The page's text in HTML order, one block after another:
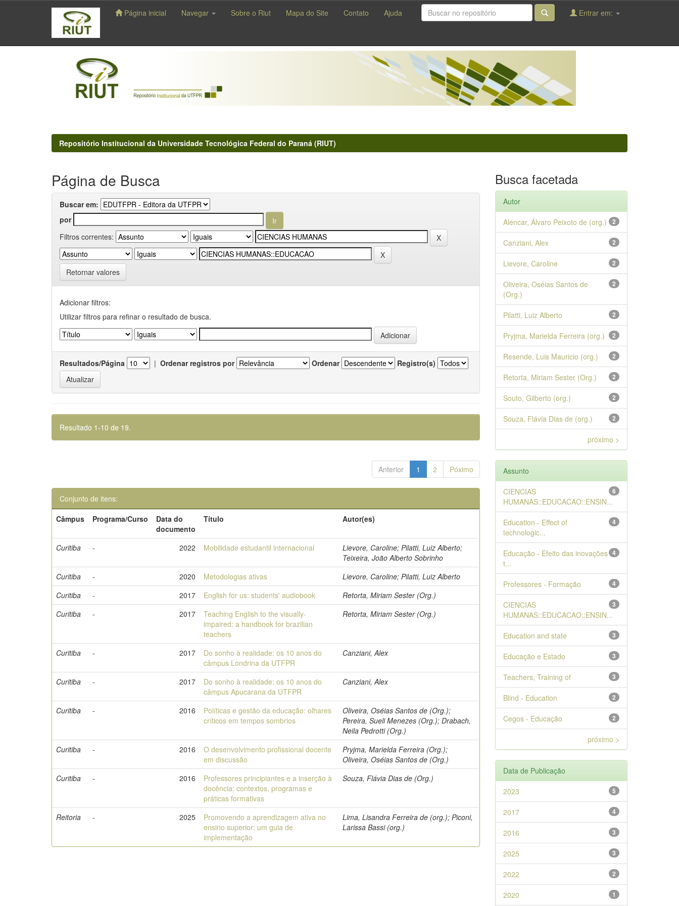
navigation
Página inicial Navegar Sobre o Riut Mapa do Site Contato Ajuda Entrar em:
Repositório Institucional da Universidade Tecnológica Federal do Paraná (RIUT)
Página de Busca
Buscar em:
por
Filtros correntes:
Retornar valores
Adicionar filtros:
Utilizar filtros para refinar o resultado de busca.
Resultados/Página | Ordenar registros por Ordenar Registro(s)
Resultado 1-10 de 19.
Anterior 1 2 Póximo
Conjunto de itens:
Câmpus
Programa/Curso
Data do
documento
Título Autor(es)
Curitiba - 2022 Mobilidade estudantil internacional
Lievore, Caroline; Pilatti, Luiz Alberto;
Teixeira, João Alberto Sobrinho
Curitiba
- 2020 Metodologias ativas
Lievore, Caroline; Pilatti, Luiz Alberto
Curitiba
- 2017 English for us: students' audiobook
Retorta, Miriam Sester (Org.)
Curitiba
- 2017
Teaching English to the visually-
impaired: a handbook for brazilian
teachers
Retorta, Miriam Sester (Org.)
Curitiba - 2017
Do sonho à realidade: os 10 anos do
câmpus Londrina da UTFPR
Canziani, Alex
Curitiba - 2017
Do sonho à realidade: os 10 anos do
câmpus Apucarana da UTFPR
Canziani, Alex
Curitiba - 2016
Políticas e gestão da educação: olhares
críticos em tempos sombrios
Oliveira, Oséias Santos de (Org.);
Pereira, Sueli Menezes (Org.); Drabach,
Neila Pedrotti (Org.)
Curitiba
- 2016
O desenvolvimento profissional docente
em discussão
Pryjma, Marielda Ferreira (Org.);
Oliveira, Oséias Santos de (Org.)
Curitiba
- 2016
Professores principiantes e a inserção à
docência: contextos, programas e
práticas formativas
Souza, Flávia Dias de (Org.)
Reitoria - 2025
Promovendo a aprendizagem ativa no
ensino superior: um guia de
implementação
Lima, Lisandra Ferreira de (org.); Piconi,
Larissa Bassi (org.)
Busca facetada
Autor
2
Alencar, Álvaro Peixoto de (org.)
2
Canziani, Alex
2
Lievore, Caroline
2
Oliveira, Oséias Santos de
(Org.)
2
Pilatti, Luiz Alberto
2
Pryjma, Marielda Ferreira (org.)
2
Resende, Luis Mauricio (org.)
2
Retorta, Miriam Sester (Org.)
2
Souto, Gilberto (org.)
2
Souza, Flávia Dias de (org.)
próximo >
Assunto
6
CIENCIAS
HUMANAS::EDUCACAO::ENSIN...
4
Education - Effect of
technologic...
4
Educação - Efeito das inovações
t...
4
Professores - Formação
3
CIENCIAS
HUMANAS::EDUCACAO::ENSIN...
3
Education and state
3
Educação e Estado
3
Teachers, Training of
2
Blind - Education
2
Cegos - Educação
próximo >
Data de Publicação
5
2023
4
2017
3
2016
3
2025
2
2022
1
2020